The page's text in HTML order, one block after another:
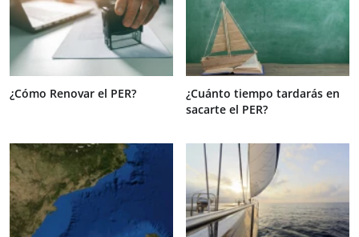
¿Cómo Renovar el PER?
¿Cuánto tiempo tardarás en
sacarte el PER?